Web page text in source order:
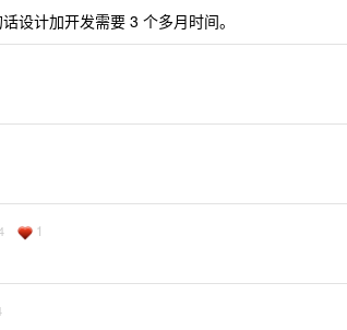
设计加开发需要 3 个多月时间。
1